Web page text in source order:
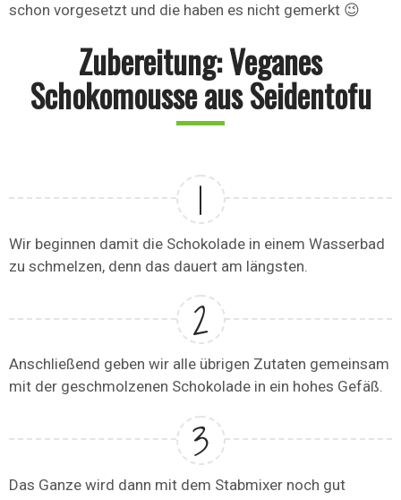
schon vorgesetzt und die haben es nicht gemerkt 😉
Zubereitung: Veganes
Schokomousse aus Seidentofu
Wir beginnen damit die Schokolade in einem Wasserbad
zu schmelzen, denn das dauert am längsten.
Anschließend geben wir alle übrigen Zutaten gemeinsam
mit der geschmolzenen Schokolade in ein hohes Gefäß.
Das Ganze wird dann mit dem Stabmixer noch gut